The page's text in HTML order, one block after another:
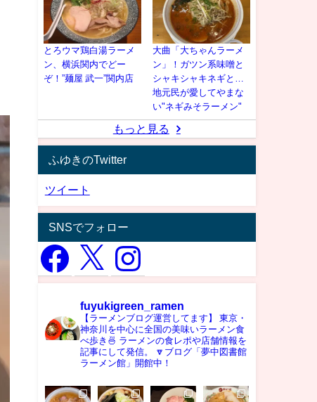
とろウマ鶏白湯ラーメ
ン、横浜関内でどー
ぞ！”麺屋 武一”関内店
大曲「大ちゃんラーメ
ン」！ガツン系味噌と
シャキシャキネギと…
地元民が愛してやまな
い"ネギみそラーメン"
もっと見る
ふゆきのTwitter
ツイート
SNSでフォロー
fuyukigreen_ramen
【ラーメンブログ運営してます】
東京・
神奈川を中心に全国の美味いラーメン食
べ歩き🍜 ラーメンの食レポや店舗情報を
記事にして発信。
🔽ブログ「夢中図書館
ラーメン館」開館中！